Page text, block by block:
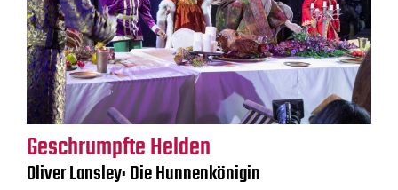
Geschrumpfte Helden
Oliver Lansley: Die Hunnenkönigin